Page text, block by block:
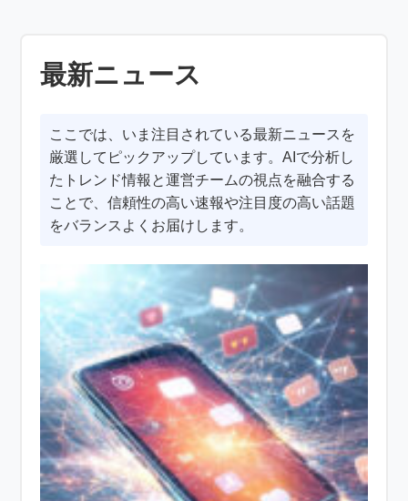
最新ニュース
ここでは、いま注目されている最新ニュースを
厳選してピックアップしています。AIで分析し
たトレンド情報と運営チームの視点を融合する
ことで、信頼性の高い速報や注目度の高い話題
をバランスよくお届けします。